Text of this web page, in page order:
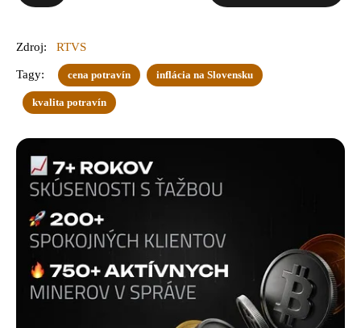
Zdroj: RTVS
Tagy: cena potravín inflácia na Slovensku
kvalita potravín